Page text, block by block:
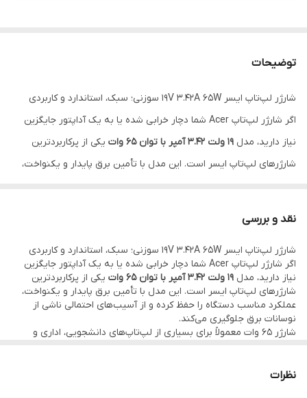
توضیحات
شارژر لپ‌تاپ ایسر 19V 3.42A 65W سوزنی؛ سبک، استاندارد و کاربردی
اگر شارژر لپ‌تاپ Acer شما دچار خرابی شده یا به یک آداپتور جایگزین
نیاز دارید، مدل 19 ولت 3.42 آمپر با توان 65 وات
یکی از پرکاربردترین
شارژرهای لپ‌تاپ ایسر است. این مدل با تأمین برق پایدار و یکنواخت،
شارژر 65 وات معمولاً برای بسیاری از لپ‌تاپ‌های دانشجویی، اداری و
روزمره ایسر انتخابی مناسب و اقتصادی است.
ویژگی‌های برجسته
✅ خروجی استاندارد19V
✅ شدت جریان3.42Aمناسب برای شارژ پایدار
✅ توان خروجی
65 وات
✅ دارای مدارهای محافظتی در برابر اتصال کوتاه، افزایش دما و نوسان
نقد و بررسی
شارژر لپ‌تاپ ایسر 19V 3.42A 65W سوزنی؛ سبک، استاندارد و کاربردی
اگر شارژر لپ‌تاپ Acer شما دچار خرابی شده یا به یک آداپتور جایگزین
نیاز دارید، مدل 19 ولت 3.42 آمپر با توان 65 وات
یکی از پرکاربردترین
شارژرهای لپ‌تاپ ایسر است. این مدل با تأمین برق پایدار و یکنواخت،
عملکرد مناسب دستگاه را حفظ کرده و از آسیب‌های احتمالی ناشی از
نوسانات برق جلوگیری می‌کند.
شارژر 65 وات معمولاً برای بسیاری از لپ‌تاپ‌های دانشجویی، اداری و
✅ خروجی استاندارد
نظرات